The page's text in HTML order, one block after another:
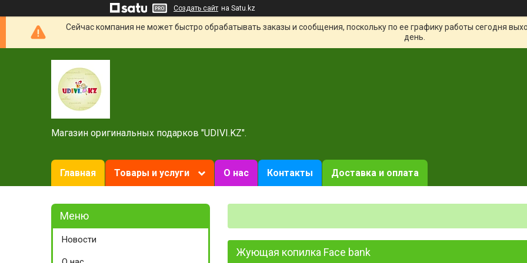
Создать сайт на Satu.kz
Сейчас компания не может быстро обрабатывать заказы и сообщения, поскольку по ее графику работы сегодня
день.
Магазин оригинальных подарков "UDIVI.KZ".
Главная Товары и услуги О нас Контакты Доставка и оплата
Жующая копилка Face bank
Новости